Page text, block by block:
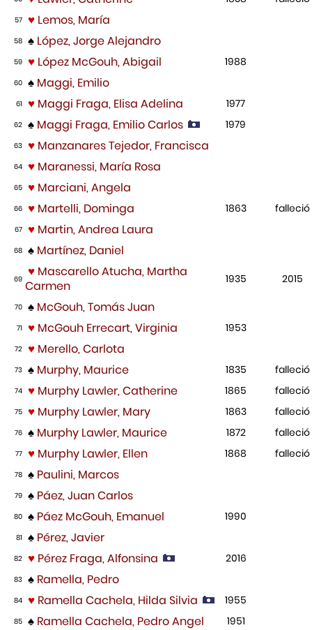
57 ♥ Lemos, María
58 ♠ López, Jorge Alejandro
59 ♥ López McGouh, Abigail 1988
60 ♠ Maggi, Emilio
61 ♥ Maggi Fraga, Elisa Adelina 1977
62 ♠ Maggi Fraga, Emilio Carlos 1979
63 ♥ Manzanares Tejedor, Francisca
64 ♥ Maranessi, María Rosa
65 ♥ Marciani, Angela
66 ♥ Martelli, Dominga 1863 falleció
67 ♥ Martin, Andrea Laura
68 ♠ Martínez, Daniel
69 ♥ Mascarello Atucha, Martha
Carmen
1935 2015
70 ♠ McGouh, Tomás Juan
71 ♥ McGouh Errecart, Virginia 1953
72 ♥ Merello, Carlota
73 ♠ Murphy, Maurice 1835 falleció
74 ♥ Murphy Lawler, Catherine 1865 falleció
75 ♥ Murphy Lawler, Mary 1863 falleció
76 ♠ Murphy Lawler, Maurice 1872 falleció
77 ♥ Murphy Lawler, Ellen 1868 falleció
78 ♠ Paulini, Marcos
79 ♠ Páez, Juan Carlos
80 ♠ Páez McGouh, Emanuel 1990
81 ♠ Pérez, Javier
82 ♥ Pérez Fraga, Alfonsina 2016
83 ♠ Ramella, Pedro
84 ♥ Ramella Cachela, Hilda Silvia 1955
85 ♠ Ramella Cachela, Pedro Angel 1951